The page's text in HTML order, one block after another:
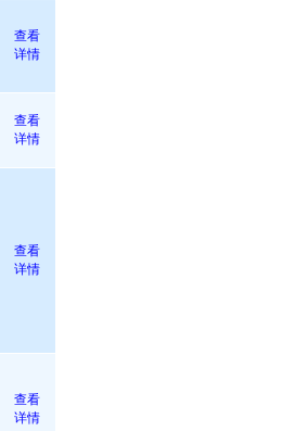
查看
详情
查看
详情
查看
详情
查看
详情